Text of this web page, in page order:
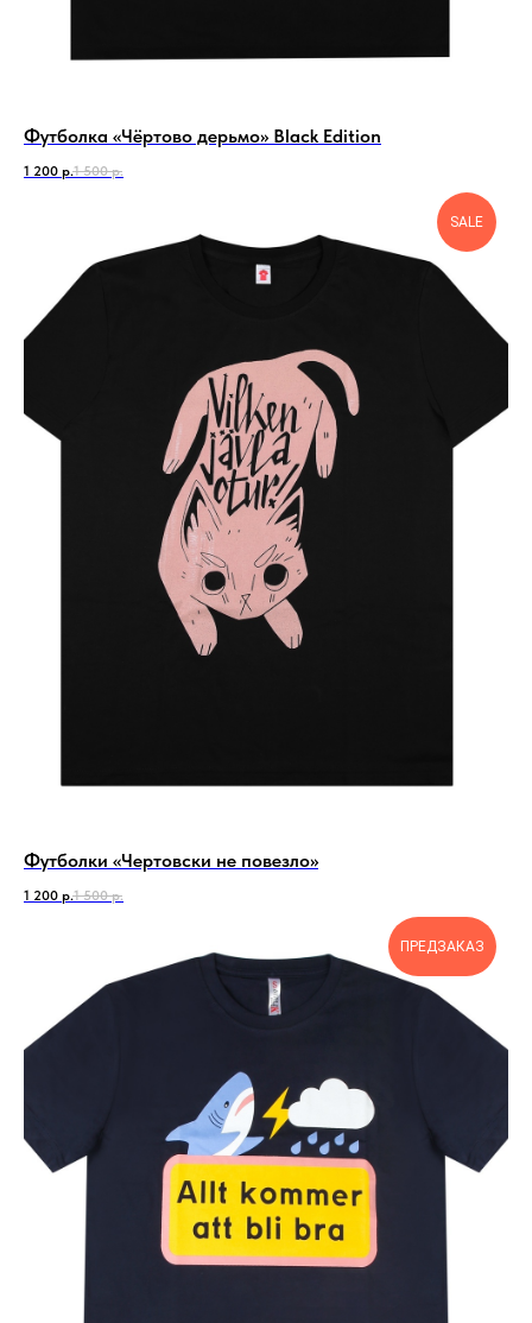
Футболка «Чёртово дерьмо» Black Edition
1 200 р.1 500 р.
SALE
Футболки «Чертовски не повезло»
1 200 р.1 500 р.
ПРЕДЗАКАЗ